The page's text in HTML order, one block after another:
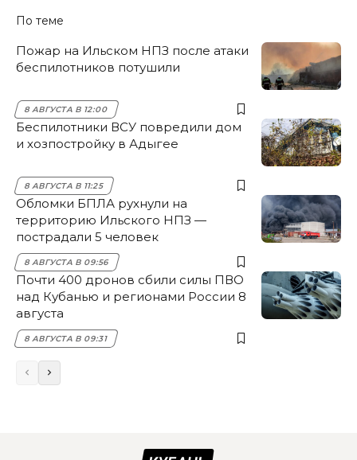
По теме
Пожар на Ильском НПЗ после атаки
беспилотников потушили
8 АВГУСТА В 12:00
Беспилотники ВСУ повредили дом
и хозпостройку в Адыгее
8 АВГУСТА В 11:25
Обломки БПЛА рухнули на
территорию Ильского НПЗ —
пострадали 5 человек
8 АВГУСТА В 09:56
Почти 400 дронов сбили силы ПВО
над Кубанью и регионами России 8
августа
8 АВГУСТА В 09:31